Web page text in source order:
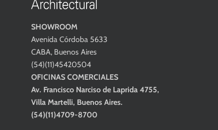
SHOWROOM
Avenida Córdoba 5633
CABA, Buenos Aires
(54)(11)45420504
OFICINAS COMERCIALES
Av. Francisco Narciso de Laprida 4755,
Villa Martelli, Buenos Aires.
(54)(11)4709-8700